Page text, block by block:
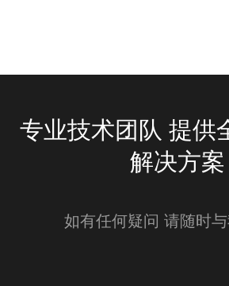
承袭经典 风采自若
专业技术团队 提供
解决方案
如有任何疑问 请随时